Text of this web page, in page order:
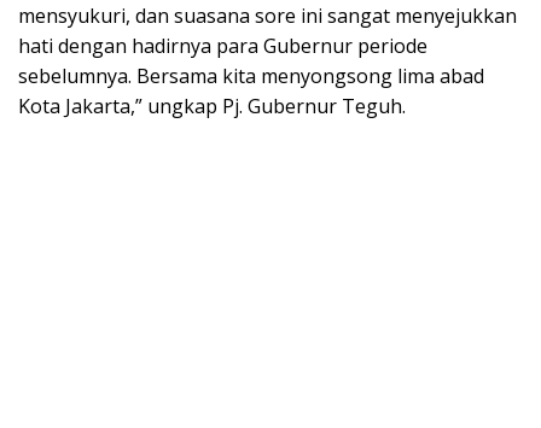
mensyukuri, dan suasana sore ini sangat menyejukkan
hati dengan hadirnya para Gubernur periode
sebelumnya. Bersama kita menyongsong lima abad
Kota Jakarta,” ungkap Pj. Gubernur Teguh.